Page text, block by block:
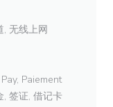
, 无线上网
Paiement
签证, 借记卡